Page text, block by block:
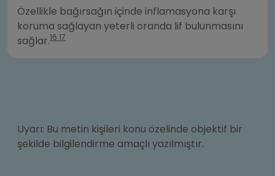
Özellikle bağırsağın içinde inflamasyona karşı
koruma sağlayan yeterli oranda lif bulunmasını
sağlar.16 17
Uyarı: Bu metin kişileri konu özelinde objektif bir
şekilde bilgilendirme amaçlı yazılmıştır.